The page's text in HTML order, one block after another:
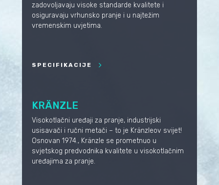
zadovoljavaju visoke standarde kvalitete i
osiguravaju vrhunsko pranje i u najtežim
vremenskim uvjetima.
SPECIFIKACIJE
KRÄNZLE
Visokotlačni uređaji za pranje, industrijski
usisavači i ručni metači – to je Kränzleov svijet!
Osnovan 1974., Kränzle se prometnuo u
svjetskog predvodnika kvalitete u visokotlačnim
uređajima za pranje.